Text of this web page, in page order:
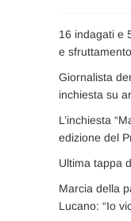
16 indagati e
e
Giornalista
inchiesta su
L’inchiesta
edizione del
Ultima tappa
Marcia della
Lucano: “Io